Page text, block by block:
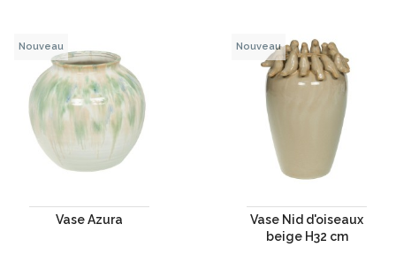
Vase Azura
Nouveau
Vase Nid d'oiseaux
beige H32 cm
Nouveau